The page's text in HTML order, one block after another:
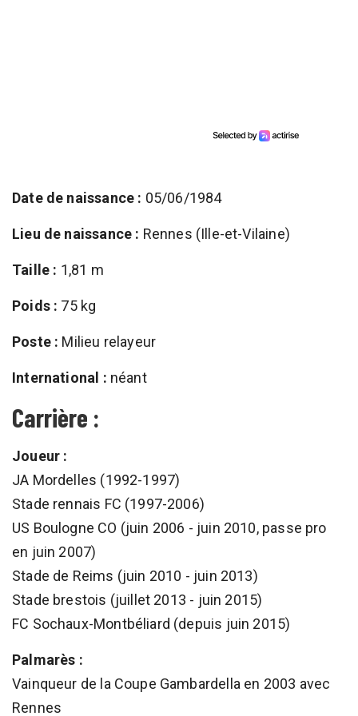
Date de naissance : 05/06/1984
Lieu de naissance : Rennes (Ille-et-Vilaine)
Taille : 1,81 m
Poids : 75 kg
Poste : Milieu relayeur
International : néant
Carrière :
Joueur :
JA Mordelles (1992-1997)
Stade rennais FC (1997-2006)
US Boulogne CO (juin 2006 - juin 2010, passe pro
en juin 2007)
Stade de Reims (juin 2010 - juin 2013)
Stade brestois (juillet 2013 - juin 2015)
FC Sochaux-Montbéliard (depuis juin 2015)
Palmarès :
Vainqueur de la Coupe Gambardella en 2003 avec
Rennes